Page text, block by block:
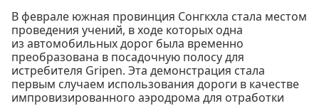
В феврале южная провинция Сонгкхла стала местом
проведения учений, в ходе которых одна
из автомобильных дорог была временно
преобразована в посадочную полосу для
истребителя Gripen. Эта демонстрация стала
первым случаем использования дороги в качестве
импровизированного аэродрома для отработки